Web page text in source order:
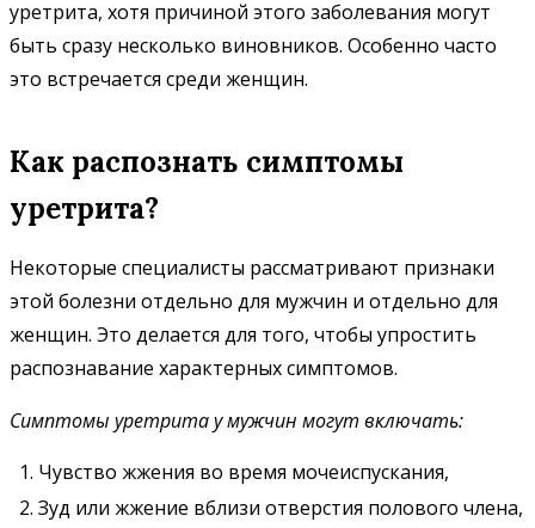
уретрита, хотя причиной этого заболевания могут
быть сразу несколько виновников. Особенно часто
это встречается среди женщин.
Как распознать симптомы
уретрита?
Некоторые специалисты рассматривают признаки
этой болезни отдельно для мужчин и отдельно для
женщин. Это делается для того, чтобы упростить
распознавание характерных симптомов.
Симптомы уретрита у мужчин могут включать:
Чувство жжения во время мочеиспускания,
Зуд или жжение вблизи отверстия полового члена,